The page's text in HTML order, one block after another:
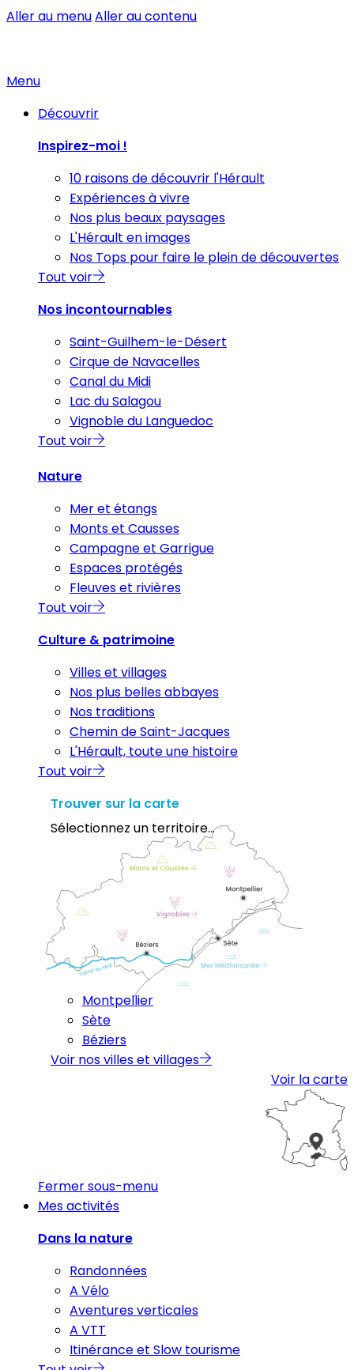
Aller au menuAller au contenu
Menu
Découvrir
Inspirez-moi !
10 raisons de découvrir l'Hérault
Expériences à vivre
Nos plus beaux paysages
L'Hérault en images
Nos Tops pour faire le plein de découvertes
Tout voir
Nos incontournables
Saint-Guilhem-le-Désert
Cirque de Navacelles
Canal du Midi
Lac du Salagou
Vignoble du Languedoc
Tout voir
Nature
Mer et étangs
Monts et Causses
Campagne et Garrigue
Espaces protégés
Fleuves et rivières
Tout voir
Culture & patrimoine
Villes et villages
Nos plus belles abbayes
Nos traditions
Chemin de Saint-Jacques
L'Hérault, toute une histoire
Tout voir
Trouver sur la carte
Sélectionnez un territoire...
Montpellier
Sète
Béziers
Voir nos villes et villages
Voir la carte
Fermer sous-menu
Mes activités
Dans la nature
Randonnées
A Vélo
Aventures verticales
A VTT
Itinérance et Slow tourisme